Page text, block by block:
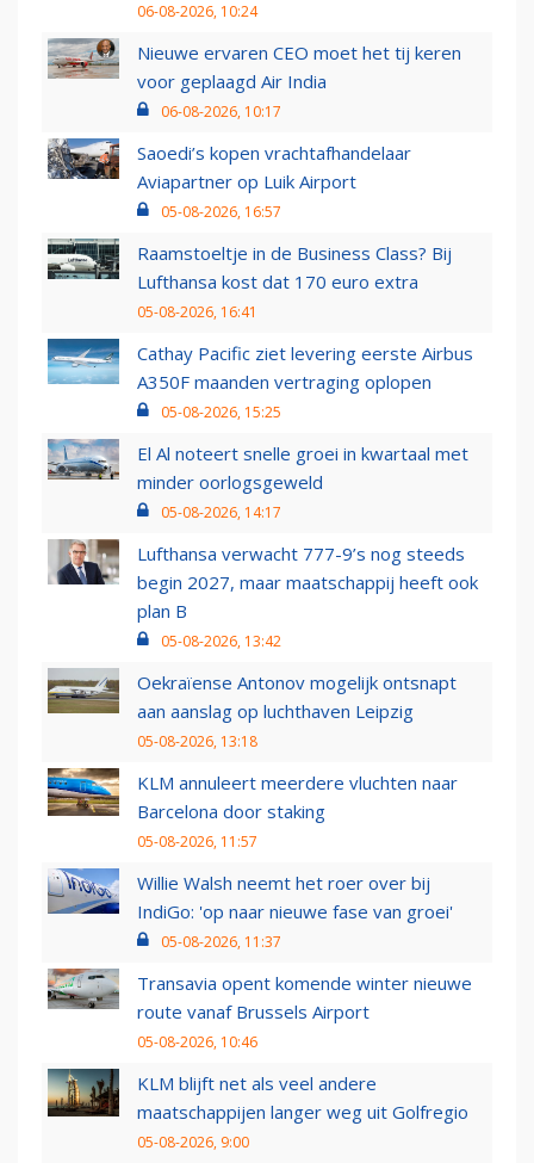
06-08-2026, 10:24
Nieuwe ervaren CEO moet het tij keren
voor geplaagd Air India
06-08-2026, 10:17
Saoedi’s kopen vrachtafhandelaar
Aviapartner op Luik Airport
05-08-2026, 16:57
Raamstoeltje in de Business Class? Bij
Lufthansa kost dat 170 euro extra
05-08-2026, 16:41
Cathay Pacific ziet levering eerste Airbus
A350F maanden vertraging oplopen
05-08-2026, 15:25
El Al noteert snelle groei in kwartaal met
minder oorlogsgeweld
05-08-2026, 14:17
Lufthansa verwacht 777-9’s nog steeds
begin 2027, maar maatschappij heeft ook
plan B
05-08-2026, 13:42
Oekraïense Antonov mogelijk ontsnapt
aan aanslag op luchthaven Leipzig
05-08-2026, 13:18
KLM annuleert meerdere vluchten naar
Barcelona door staking
05-08-2026, 11:57
Willie Walsh neemt het roer over bij
IndiGo: 'op naar nieuwe fase van groei'
05-08-2026, 11:37
Transavia opent komende winter nieuwe
route vanaf Brussels Airport
05-08-2026, 10:46
KLM blijft net als veel andere
maatschappijen langer weg uit Golfregio
05-08-2026, 9:00